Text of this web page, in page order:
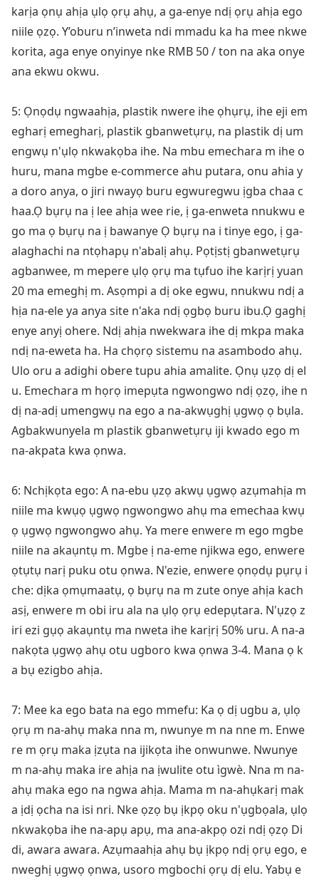
karịa ọnụ ahịa ụlọ ọrụ ahụ, a ga-enye ndị ọrụ ahịa ego
niile ọzọ. Y’oburu n’inweta ndi mmadu ka ha mee nkwe
korita, aga enye onyinye nke RMB 50 / ton na aka onye
ana ekwu okwu.
5: Ọnọdụ ngwaahịa, plastik nwere ihe ọhụrụ, ihe eji em
egharị emegharị, plastik gbanwetụrụ, na plastik dị um
engwụ n'ụlọ nkwakọba ihe. Na mbu emechara m ihe o
huru, mana mgbe e-commerce ahu putara, onu ahia y
a doro anya, o jiri nwayọ buru egwuregwu ịgba chaa c
haa.Ọ bụrụ na ị lee ahịa wee rie, ị ga-enweta nnukwu e
go ma ọ bụrụ na ị bawanye Ọ bụrụ na i tinye ego, ị ga-
alaghachi na ntọhapụ n'abalị ahụ. Pọtịstị gbanwetụrụ
agbanwee, m mepere ụlọ ọrụ ma tụfuo ihe karịrị yuan
20 ma emeghị m. Asọmpi a dị oke egwu, nnukwu ndị a
hịa na-ele ya anya site n'aka ndị ọgbọ buru ibu.Ọ gaghị
enye anyị ohere. Ndị ahịa nwekwara ihe dị mkpa maka
ndị na-eweta ha. Ha chọrọ sistemu na asambodo ahụ.
Ulo oru a adighi obere tupu ahia amalite. Ọnụ ụzọ dị el
u. Emechara m họrọ imepụta ngwongwo ndị ọzọ, ihe n
dị na-adị umengwụ na ego a na-akwụghị ụgwọ ọ bụla.
Agbakwunyela m plastik gbanwetụrụ iji kwado ego m
na-akpata kwa ọnwa.
6: Nchịkọta ego: A na-ebu ụzọ akwụ ụgwọ azụmahịa m
niile ma kwụọ ụgwọ ngwongwo ahụ ma emechaa kwụ
ọ ụgwọ ngwongwo ahụ. Ya mere enwere m ego mgbe
niile na akaụntụ m. Mgbe ị na-eme njikwa ego, enwere
ọtụtụ narị puku otu ọnwa. N'ezie, enwere ọnọdụ pụrụ i
che: dịka ọmụmaatụ, ọ bụrụ na m zute onye ahịa kach
asị, enwere m obi iru ala na ụlọ ọrụ edepụtara. N'ụzọ z
iri ezi gụọ akaụntụ ma nweta ihe karịrị 50% uru. A na-a
nakọta ụgwọ ahụ otu ugboro kwa ọnwa 3-4. Mana ọ k
a bụ ezigbo ahịa.
7: Mee ka ego bata na ego mmefu: Ka ọ dị ugbu a, ụlọ
ọrụ m na-ahụ maka nna m, nwunye m na nne m. Enwe
re m ọrụ maka ịzụta na ijikọta ihe onwunwe. Nwunye
m na-ahụ maka ire ahịa na ịwulite otu ìgwè. Nna m na-
ahụ maka ego na ngwa ahịa. Mama m na-ahụkarị mak
a ịdị ọcha na isi nri. Nke ọzọ bụ ịkpọ oku n'ụgbọala, ụlọ
nkwakọba ihe na-apụ apụ, ma ana-akpọ ozi ndị ọzọ Di
di, awara awara. Azụmaahịa ahụ bụ ịkpọ ndị ọrụ ego, e
nweghị ụgwọ ọnwa, usoro mgbochi ọrụ dị elu. Yabụ e